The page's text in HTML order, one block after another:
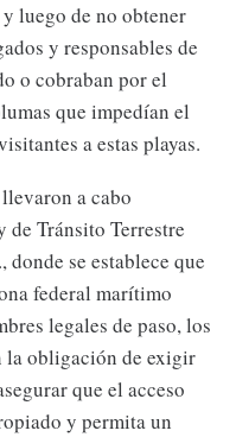
luego de no obtener
y responsables de
o cobraban por el
que impedían el
a estas playas.
a cabo
Tránsito Terrestre
se establece que
federal marítimo
legales de paso, los
la obligación de exigir
que el acceso
y permita un